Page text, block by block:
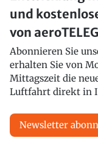
und
von
Abonnieren Sie
erhalten Sie von
Mittagszeit die
Luftfahrt direkt in
Newsletter